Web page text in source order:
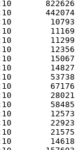
822626
442074
10793
11169
11299
12356
15067
14827
53738
67176
28021
58485
12573
22923
21575
14618